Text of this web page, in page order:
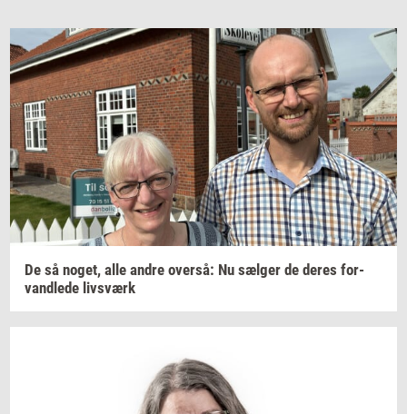
De så noget, alle andre over­så: Nu sæl­ger de deres for­
vand­le­de livs­værk